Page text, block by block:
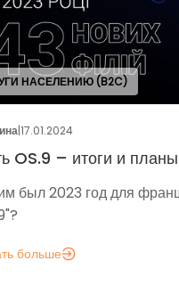
Украина
Поговорим о
Если
чего мне
метрик, которые